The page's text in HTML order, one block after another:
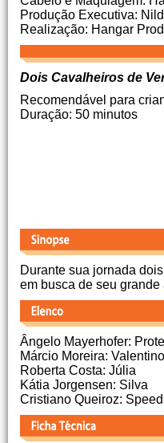
Produção Executiva:
Realização: Hangar
Dois Cavalheiros de
Recomendável para
Duração: 50 minutos
Durante sua jornada
em busca de seu
Ângelo Mayerhofer:
Márcio Moreira: Valentino
Roberta Costa: Júlia
Kátia Jorgensen: Silva
Cristiano Queiroz: